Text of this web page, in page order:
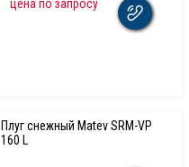
цена по запросу
Плуг снежный Matev SRM-VP
160 L